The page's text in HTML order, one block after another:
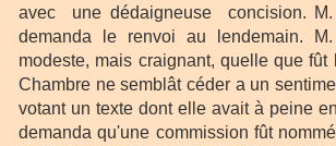
avec une dédaigneuse concision. M.
demanda le renvoi au lendemain.
modeste, mais craignant, quelle que fût
Chambre ne semblât céder a un
votant un texte dont elle avait à peine
demanda qu'une commission fût